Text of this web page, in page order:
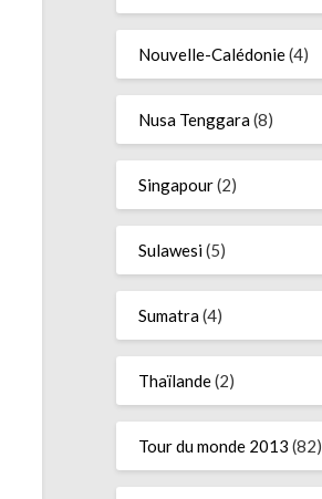
Nouvelle-Calédonie(4)
Nusa Tenggara(8)
Singapour(2)
Sulawesi(5)
Sumatra(4)
Thaïlande(2)
Tour du monde 2013 (82)